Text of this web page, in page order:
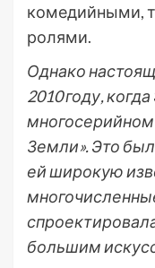
комедийными,
ролями.
Однако
2010 году,
Земли». Это
ей широкую
большим